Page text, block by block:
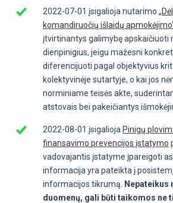
2022-07-01 įsigalioja nutarimo
komandiruočių išlaidų
įtvirtinantys galimybę apskaičiuoti
dienpinigius, jeigu mažesni
diferencijuoti pagal objektyvius
kolektyvinėje sutartyje, o kai jos
norminiame teisės akte,
atstovais bei pakeičiantys
2022-08-01 įsigalioja Pinigų
finansavimo prevencijos įstatymo
vadovajantis įstatyme įpareigoti
informacija yra pateikta į
informacijos tikrumą.
Nepateikus
duomenų, gali būti taikomos ne